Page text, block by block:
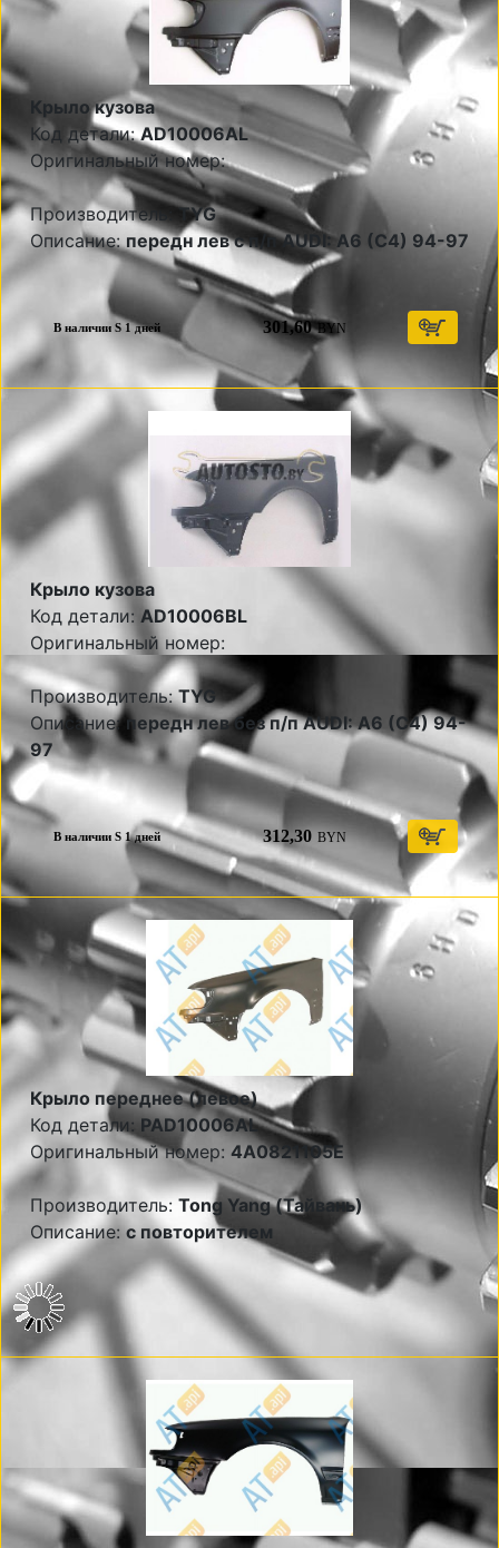
Крыло кузова
Код детали:AD10006AL
Оригинальный номер:
Производитель:TYG
Описание:передн лев с п/п AUDI: A6 (C4) 94-97
В наличии S 1 дней 301,60 BYN
Крыло кузова
Код детали: AD10006BL
Оригинальный номер:
Производитель:TYG
Описание: передн лев без п/п AUDI: A6 (C4) 94-
97
В наличии S 1 дней 312,30 BYN
Крыло переднее (левое)
Код детали: PAD10006AL
Оригинальный номер: 4A0821105E
Производитель: Tong Yang (Тайвань)
Описание: с повторителем